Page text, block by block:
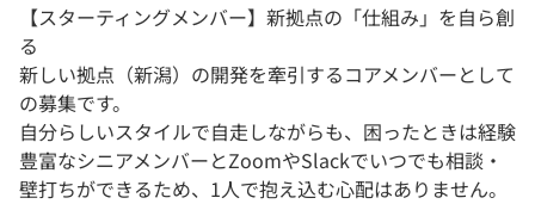
【スターティングメンバー】新拠点の「仕組み」を自ら創
る
新しい拠点（新潟）の開発を牽引するコアメンバーとして
の募集です。
自分らしいスタイルで自走しながらも、困ったときは経験
豊富なシニアメンバーとZoomやSlackでいつでも相談・
壁打ちができるため、1人で抱え込む心配はありません。